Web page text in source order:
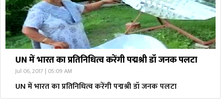
UN में भारत का प्रतिनिधित्व करेंगी पद्मश्री डॉ जनक पलटा
Jul 06, 2017 | 05:09 AM
UN में भारत का प्रतिनिधित्व करेंगी पद्मश्री डॉ जनक पलटा